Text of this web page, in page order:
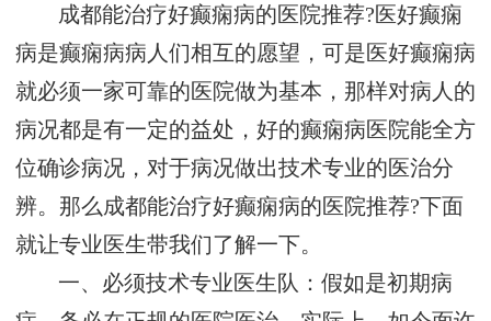
成都能治疗好癫痫病的医院推荐?医好癫痫
病是癫痫病病人们相互的愿望，可是医好癫痫病
就必须一家可靠的医院做为基本，那样对病人的
病况都是有一定的益处，好的癫痫病医院能全方
位确诊病况，对于病况做出技术专业的医治分
辨。那么成都能治疗好癫痫病的医院推荐?下面
就让专业医生带我们了解一下。
一、必须技术专业医生队：假如是初期病